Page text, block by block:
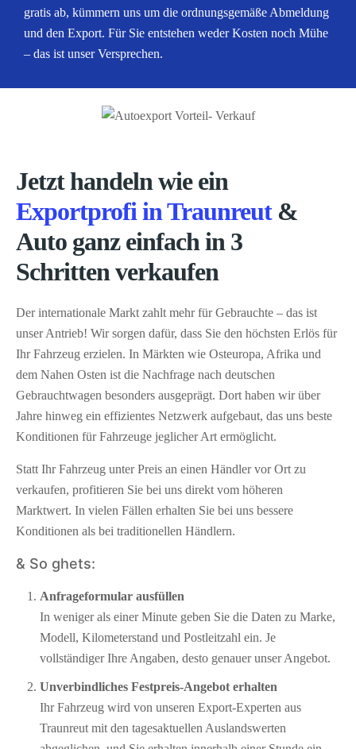
gratis ab, kümmern uns um die ordnungsgemäße Abmeldung
und den Export. Für Sie entstehen weder Kosten noch Mühe
– das ist unser Versprechen.
Jetzt handeln wie ein
Exportprofi in Traunreut&
Auto ganz einfach in 3
Schritten verkaufen
Der internationale Markt zahlt mehr für Gebrauchte – das ist
unser Antrieb! Wir sorgen dafür, dass Sie den höchsten Erlös für
Ihr Fahrzeug erzielen. In Märkten wie Osteuropa, Afrika und
dem Nahen Osten ist die Nachfrage nach deutschen
Gebrauchtwagen besonders ausgeprägt. Dort haben wir über
Jahre hinweg ein effizientes Netzwerk aufgebaut, das uns beste
Konditionen für Fahrzeuge jeglicher Art ermöglicht.
Statt Ihr Fahrzeug unter Preis an einen Händler vor Ort zu
verkaufen, profitieren Sie bei uns direkt vom höheren
Marktwert. In vielen Fällen erhalten Sie bei uns bessere
Konditionen als bei traditionellen Händlern.
& So ghets:
Anfrageformular ausfüllen
In weniger als einer Minute geben Sie die Daten zu Marke,
Modell, Kilometerstand und Postleitzahl ein. Je
vollständiger Ihre Angaben, desto genauer unser Angebot.
Unverbindliches Festpreis-Angebot erhalten
Ihr Fahrzeug wird von unseren Export-Experten aus
Traunreut mit den tagesaktuellen Auslandswerten